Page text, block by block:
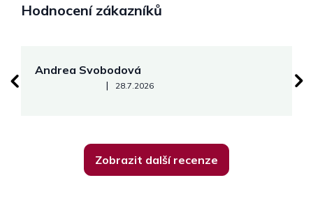
Hodnocení zákazníků
Andrea Svobodová
Hodnocení obchodu je 5 z 5 hvězdiček.
| 28.7.2026
Zobrazit další recenze